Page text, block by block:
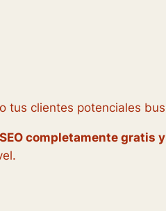
clientes potenciales
completamente gratis